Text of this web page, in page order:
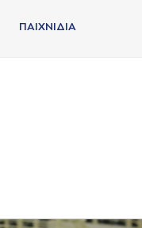
ΠAΙΧΝΙΔΙA